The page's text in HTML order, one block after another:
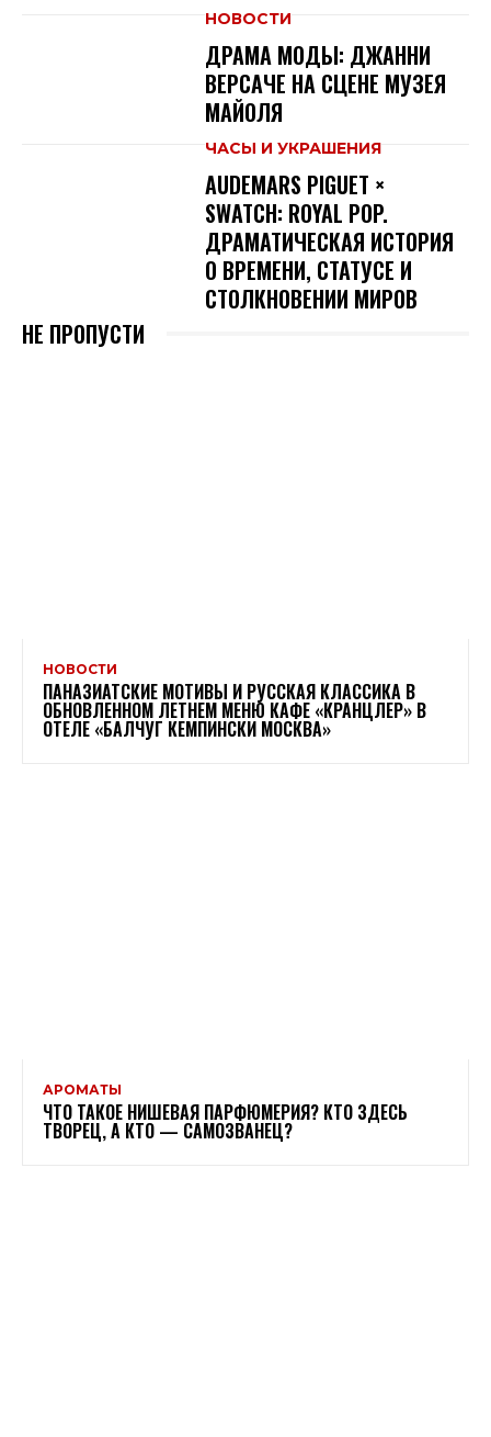
НОВОСТИ
ДРАМА МОДЫ: ДЖАННИ
ВЕРСАЧЕ НА СЦЕНЕ МУЗЕЯ
МАЙОЛЯ
ЧАСЫ И УКРАШЕНИЯ
AUDEMARS PIGUET ×
SWATCH: ROYAL POP.
ДРАМАТИЧЕСКАЯ ИСТОРИЯ
О ВРЕМЕНИ, СТАТУСЕ И
СТОЛКНОВЕНИИ МИРОВ
НЕ ПРОПУСТИ
НОВОСТИ
ПАНАЗИАТСКИЕ МОТИВЫ И РУССКАЯ КЛАССИКА В
ОБНОВЛЕННОМ ЛЕТНЕМ МЕНЮ КАФЕ «КРАНЦЛЕР» В
ОТЕЛЕ «БАЛЧУГ КЕМПИНСКИ МОСКВА»
АРОМАТЫ
ЧТО ТАКОЕ НИШЕВАЯ ПАРФЮМЕРИЯ? КТО ЗДЕСЬ
ТВОРЕЦ, А КТО — САМОЗВАНЕЦ?